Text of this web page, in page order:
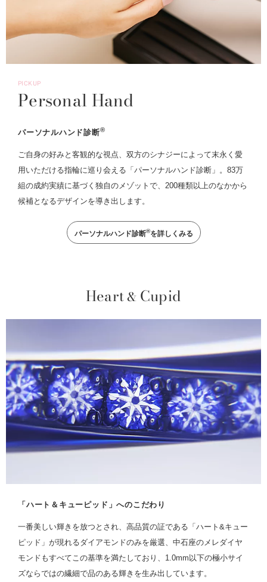
PICKUP
Personal Hand
パーソナルハンド診断®
ご自身の好みと客観的な視点、双方のシナジーによって末永く愛
用いただける指輪に巡り会える「パーソナルハンド診断」。83万
組の成約実績に基づく独自のメゾットで、200種類以上のなかから
候補となるデザインを導き出します。
パーソナルハンド診断®を詳しくみる
Heart& Cupid
「ハート＆キューピッド」へのこだわり
一番美しい輝きを放つとされ、高品質の証である「ハート&キュー
ピッド」が現れるダイアモンドのみを厳選、中石座のメレダイヤ
モンドもすべてこの基準を満たしており、1.0mm以下の極小サイ
ズならではの繊細で品のある輝きを生み出しています。